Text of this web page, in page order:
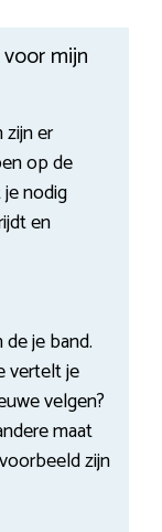
mijn
er
op de
nodig
en
je band.
vertelt je
velgen?
maat
zijn